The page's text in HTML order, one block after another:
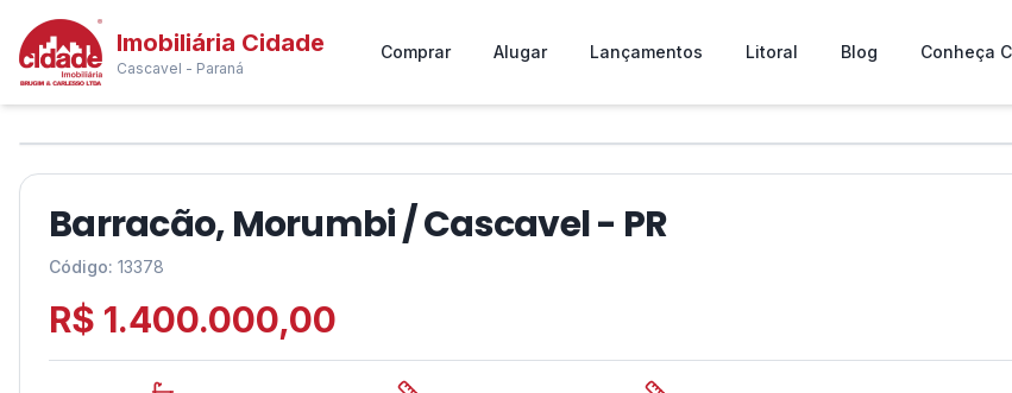
Imobiliária Cidade
Cascavel - Paraná
Comprar Alugar Lançamentos Litoral Blog Conheça
❮
1/8
Barracão, Morumbi / Cascavel - PR
Código: 13378
R$ 1.400.000,00